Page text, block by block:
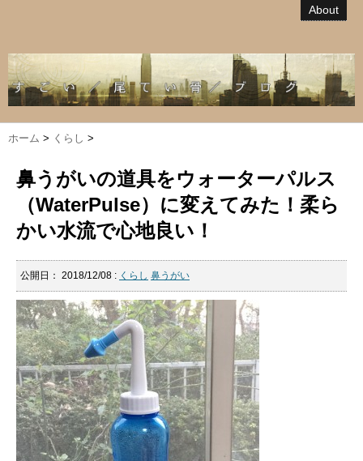
About
ホーム > くらし >
鼻うがいの道具をウォーターパルス
（WaterPulse）に変えてみた！柔ら
かい水流で心地良い！
公開日： 2018/12/08 : くらし 鼻うがい